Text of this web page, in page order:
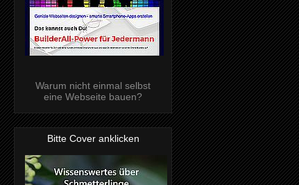
Warum nicht einmal selbst
eine Webseite bauen?
Bitte Cover anklicken